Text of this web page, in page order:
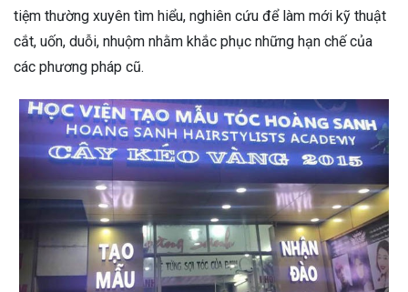
tiệm thường xuyên tìm hiểu, nghiên cứu để làm mới kỹ thuật
cắt, uốn, duỗi, nhuộm nhằm khắc phục những hạn chế của
các phương pháp cũ.